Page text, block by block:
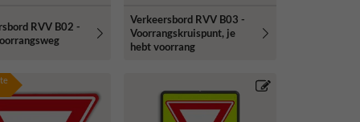
RVV B02 -
Verkeersbord RVV B03 -
Voorrangskruispunt, je
hebt voorrang